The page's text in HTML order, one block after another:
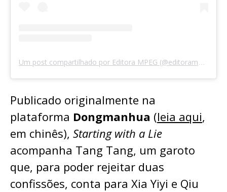
Um post compartilhado por Editora MPEG (@editorampeg)
Publicado originalmente na
plataforma Dongmanhua (leia aqui,
em chinês), Starting with a Lie
acompanha Tang Tang, um garoto
que, para poder rejeitar duas
confissões, conta para Xia Yiyi e Qiu